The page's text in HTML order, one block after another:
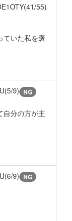
55)
ていた私を褒
9) NG
自分の方が主
9) NG